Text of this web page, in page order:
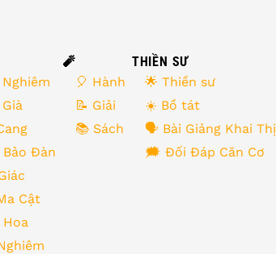
Đàn
Cật
🧨
🎈 Hành
📝 Giải
📚 Sách
THIỀN SƯ
🌟 Thiền sư
☀️ Bồ tát
🗣 Bài Giảng Khai Thị
🗯 Đối Đáp Căn Cơ